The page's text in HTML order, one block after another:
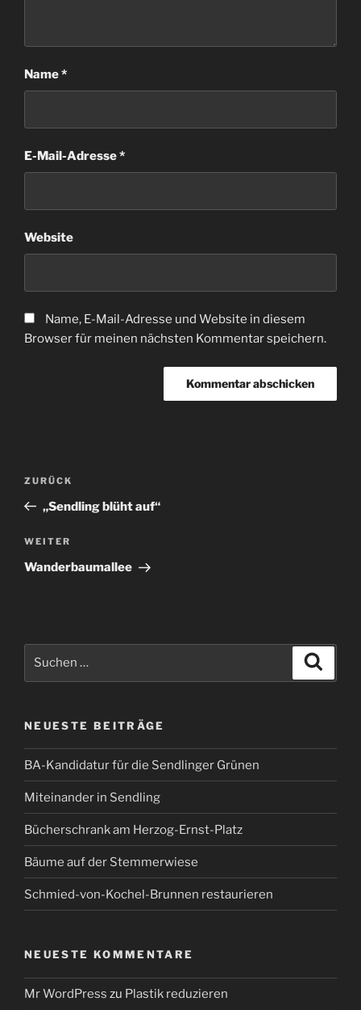
Name*
E-Mail-Adresse*
Website
Name, E-Mail-Adresse und Website in diesem
Browser für meinen nächsten Kommentar speichern.
Beitragsnavigation
Vorheriger
Beitrag
ZURÜCK
„Sendling blüht auf“
Nächster
Beitrag
WEITER
Wanderbaumallee
NEUESTE BEITRÄGE
BA-Kandidatur für die Sendlinger Grünen
Miteinander in Sendling
Bücherschrank am Herzog-Ernst-Platz
Bäume auf der Stemmerwiese
Schmied-von-Kochel-Brunnen restaurieren
NEUESTE KOMMENTARE
Mr WordPress zu Plastik reduzieren